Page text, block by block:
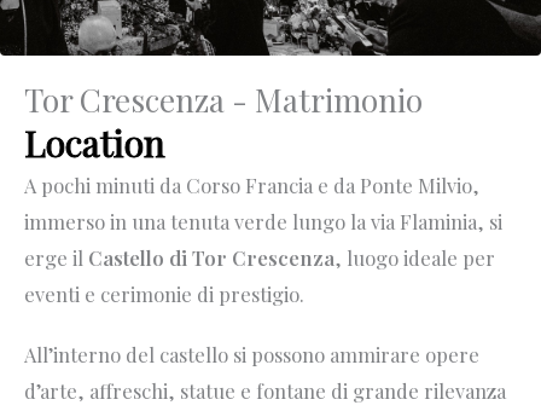
Tor Crescenza - Matrimonio
Location
A pochi minuti da Corso Francia e da Ponte Milvio,
immerso in una tenuta verde lungo la via Flaminia, si
erge il Castello di Tor Crescenza, luogo ideale per
eventi e cerimonie di prestigio.
All’interno del castello si possono ammirare opere
d’arte, affreschi, statue e fontane di grande rilevanza